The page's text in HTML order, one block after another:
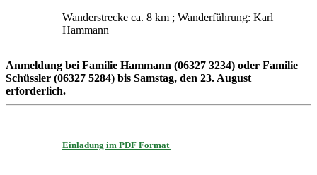
Wanderstrecke ca. 8 km ; Wanderführung: Karl
Hammann
Anmeldung bei Familie Hammann (06327 3234) oder Familie
Schüssler (06327 5284) bis Samstag, den 23. August
erforderlich.
Einladung im PDF Format